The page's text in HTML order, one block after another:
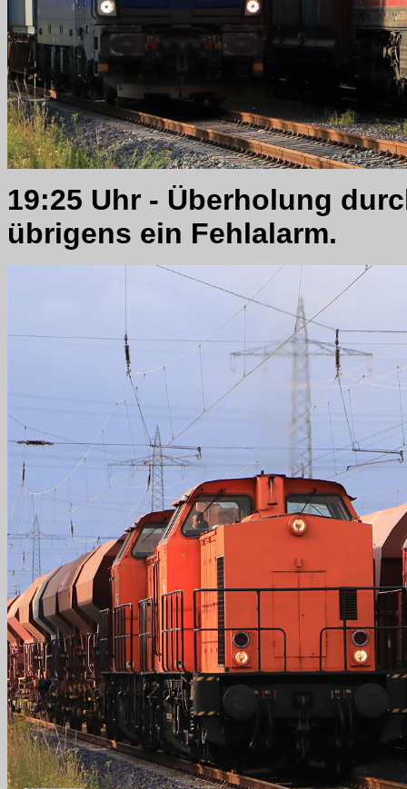
19:25 Uhr - Überholung
übrigens ein Fehlalarm.